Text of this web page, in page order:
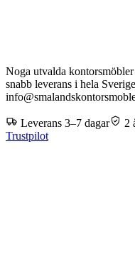
Noga utvalda
snabb leverans i hela
Leverans 3–7 dagar 2
Trustpilot